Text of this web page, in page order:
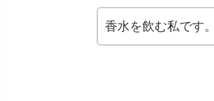
香水を飲む私です。